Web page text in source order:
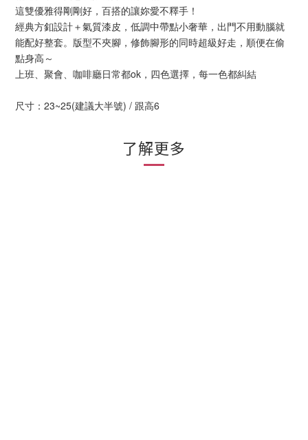
這雙優雅得剛剛好，百搭的讓妳愛不釋手！
經典方釦設計＋氣質漆皮，低調中帶點小奢華，出門不用動腦就
能配好整套。版型不夾腳，修飾腳形的同時超級好走，順便在偷
點身高～
上班、聚會、咖啡廳日常都ok，四色選擇，每一色都糾結
尺寸：23~25(建議大半號) / 跟高6
了解更多